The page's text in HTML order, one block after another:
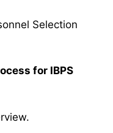
Selection
for IBPS